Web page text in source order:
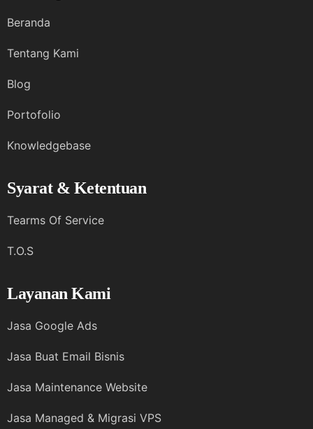
Beranda
Tentang Kami
Blog
Portofolio
Knowledgebase
Syarat & Ketentuan
Tearms Of Service
T.O.S
Layanan Kami
Jasa Google Ads
Jasa Buat Email Bisnis
Jasa Maintenance Website
Jasa Managed & Migrasi VPS